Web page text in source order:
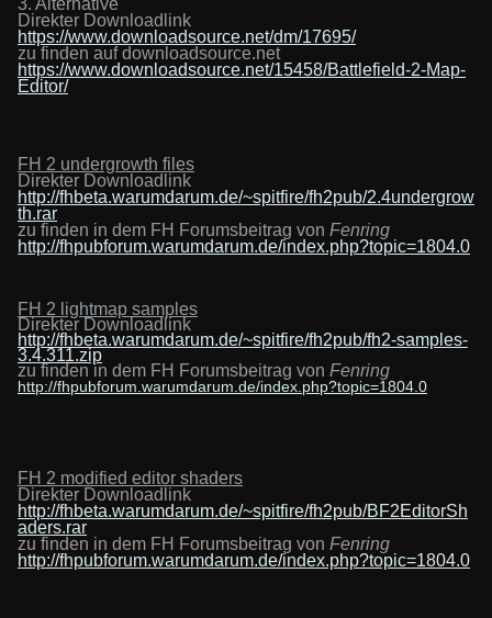
3. Alternative
Direkter Downloadlink
https://www.downloadsource.net/dm/17695/
zu finden auf downloadsource.net
https://www.downloadsource.net/15458/Battlefield-2-Map-
Editor/
FH 2 undergrowth files
Direkter Downloadlink
http://fhbeta.warumdarum.de/~spitfire/fh2pub/2.4undergrow
th.rar
zu finden in dem FH Forumsbeitrag von Fenring
http://fhpubforum.warumdarum.de/index.php?topic=1804.0
FH 2 ightmap samples
Direkter Downloadlink
http://fhbeta.warumdarum.de/~spitfire/fh2pub/fh2-samples-
3.4.311.zip
zu finden in dem FH Forumsbeitrag von Fenring
http://fhpubforum.warumdarum.de/index.php?topic=1804.0
FH 2 modified editor shaders
Direkter Downloadlink
http://fhbeta.warumdarum.de/~spitfire/fh2pub/BF2EditorSh
aders.rar
zu finden in dem FH Forumsbeitrag von Fenring
http://fhpubforum.warumdarum.de/index.php?topic=1804.0